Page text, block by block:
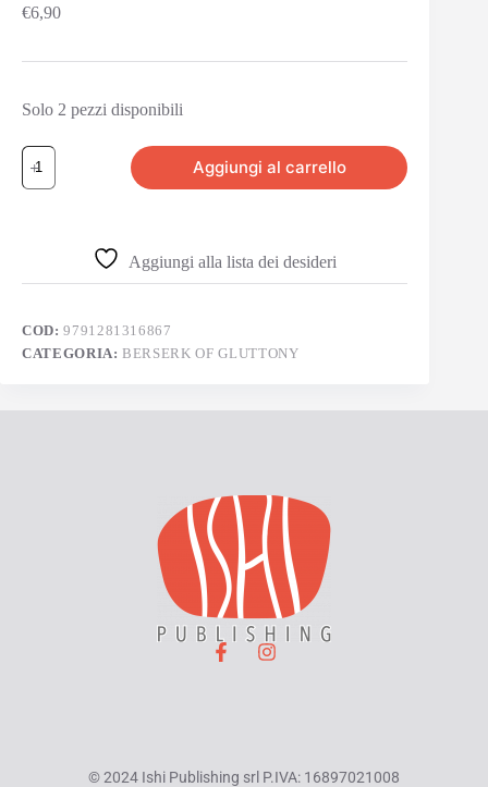
€6,90
Solo 2 pezzi disponibili
Aggiungi al carrello
Aggiungi alla lista dei desideri
COD:9791281316867
CATEGORIA:BERSERK OF GLUTTONY
© 2024 Ishi Publishing srl P.IVA: 16897021008